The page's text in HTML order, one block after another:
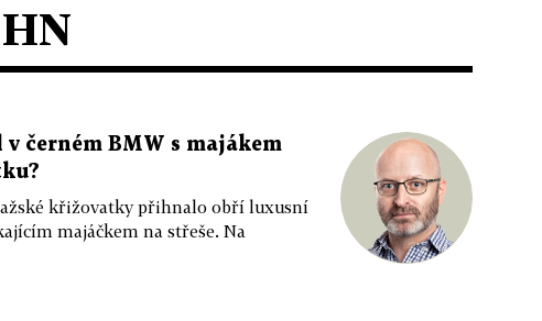
v černém BMW s majákem
křižovatky přihnalo obří luxusní
majáčkem na střeše. Na